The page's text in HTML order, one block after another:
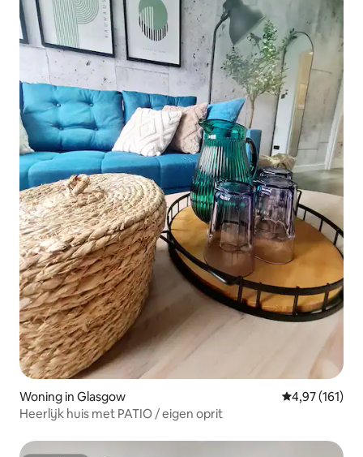
Woning in Glasgow Gemiddelde
4,97 (161)
Heerlijk huis met PATIO / eigen oprit